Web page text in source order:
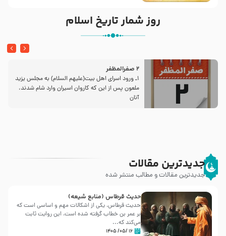
روز شمار تاریخ اسلام
2 صفرالمظفر
1ـ ورود اسراى اهل بیت‌(علیهم السلام) به مجلس یزید
ملعون پس از این كه كاروان اسیران وارد شام شدند،
آنان
جدیدترین مقالات
جدیدترین مقالات و مطالب منتشر شده
حدیث قرطاس (منابع شیعه)
حدیث قرطاس، یکی از اشکالات مهم و اساسی است که
بر عمر بن خطاب گرفته شده است، این روایت ثابت
می‌کند که...
۱۶ /۰۵/ ۱۴۰۵